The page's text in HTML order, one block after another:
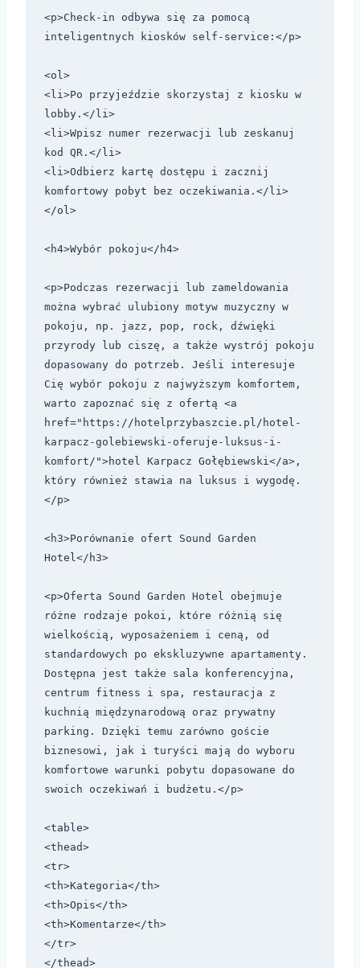
<p>Check-in odbywa się za pomocą
inteligentnych kiosków self-service:</p>
<ol>
<li>Po przyjeździe skorzystaj z kiosku w
lobby.</li>
<li>Wpisz numer rezerwacji lub zeskanuj
kod QR.</li>
<li>Odbierz kartę dostępu i zacznij
komfortowy pobyt bez oczekiwania.</li>
</ol>
<h4>Wybór pokoju</h4>
<p>Podczas rezerwacji lub zameldowania
można wybrać ulubiony motyw muzyczny w
pokoju, np. jazz, pop, rock, dźwięki
przyrody lub ciszę, a także wystrój pokoju
dopasowany do potrzeb. Jeśli interesuje
Cię wybór pokoju z najwyższym komfortem,
warto zapoznać się z ofertą <a
href="https://hotelprzybaszcie.pl/hotel-
karpacz-golebiewski-oferuje-luksus-i-
komfort/">hotel Karpacz Gołębiewski</a>,
który również stawia na luksus i wygodę.
</p>
<h3>Porównanie ofert Sound Garden
Hotel</h3>
<p>Oferta Sound Garden Hotel obejmuje
różne rodzaje pokoi, które różnią się
wielkością, wyposażeniem i ceną, od
standardowych po ekskluzywne apartamenty.
Dostępna jest także sala konferencyjna,
centrum fitness i spa, restauracja z
kuchnią międzynarodową oraz prywatny
parking. Dzięki temu zarówno goście
biznesowi, jak i turyści mają do wyboru
komfortowe warunki pobytu dopasowane do
swoich oczekiwań i budżetu.</p>
<table>
<thead>
<tr>
<th>Kategoria</th>
<th>Opis</th>
<th>Komentarze</th>
</tr>
</thead>